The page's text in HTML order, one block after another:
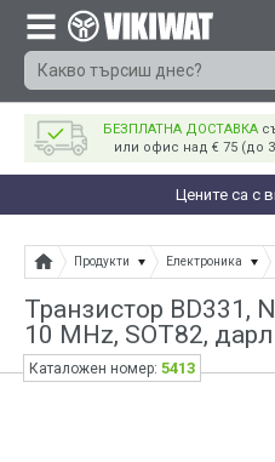
БЕЗПЛАТНА ДОСТАВКА
или офис над € 75 (до
Цените са с
Продукти Електроника
Транзистор BD331,
10 MHz, SOT82,
Каталожен номер: 5413